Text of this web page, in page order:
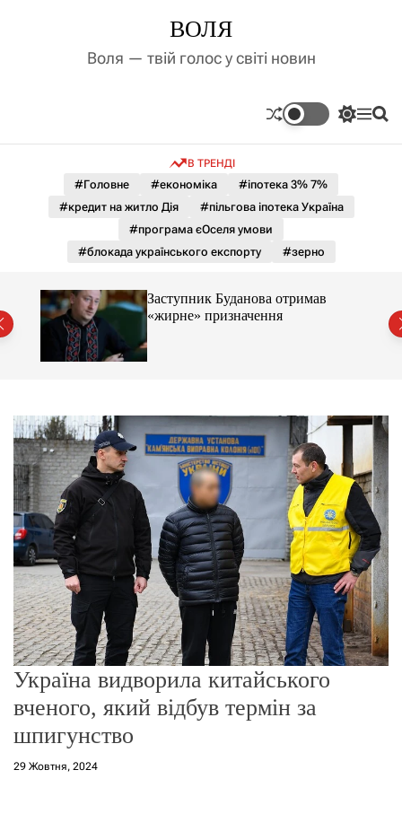
д
ВОЛЯ
Воля — твій голос у світі новин
П
м
к
к
ь
р
ж
и
м
у
М П
В ТРЕНДІ
#Головне #економіка
#іпотека 3% 7%
#кредит на житло Дія
#пільгова іпотека Україна
#програма єОселя умови
#блокада українського експорту
#зерно
Заступник Буданова отримав
«жирне» призначення
Україна видворила китайського
вченого, який відбув термін за
шпигунство
29 Жовтня, 2024